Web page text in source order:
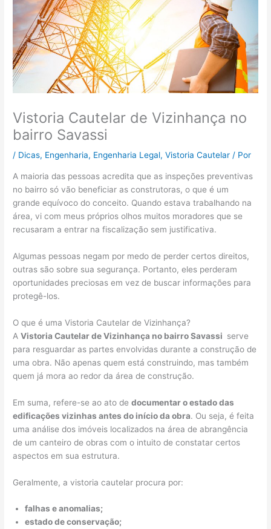
Vistoria Cautelar de Vizinhança no
bairro Savassi
/ Dicas, Engenharia, Engenharia Legal,Vistoria Cautelar / Por
A maioria das pessoas acredita que as inspeções preventivas
no bairro só vão beneficiar as construtoras, o que é um
grande equívoco do conceito. Quando estava trabalhando na
área, vi com meus próprios olhos muitos moradores que se
recusaram a entrar na fiscalização sem justificativa.
Algumas pessoas negam por medo de perder certos direitos,
outras são sobre sua segurança. Portanto, eles perderam
oportunidades preciosas em vez de buscar informações para
protegê-los.
O que é uma Vistoria Cautelar de Vizinhança?
AVistoria Cautelar de Vizinhança no bairro Savassi serve
para resguardar as partes envolvidas durante a construção de
uma obra. Não apenas quem está construindo, mas também
quem já mora ao redor da área de construção.
Em suma, refere-se ao ato dedocumentar o estado das
edificações vizinhas antes do início da obra. Ou seja, é feita
uma análise dos imóveis localizados na área de abrangência
de um canteiro de obras com o intuito de constatar certos
aspectos em sua estrutura.
Geralmente, a vistoria cautelar procura por:
falhas e anomalias;
estado de conservação;